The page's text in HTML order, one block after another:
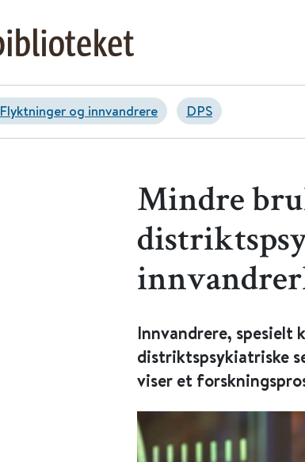
Flyktninger og innvandrere DPS
Mindre
Innvandrere, spesielt
distriktspsykiatriske
viser et